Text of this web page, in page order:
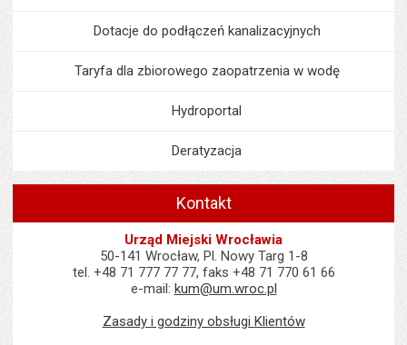
Dotacje do podłączeń kanalizacyjnych
Taryfa dla zbiorowego zaopatrzenia w wodę
Hydroportal
Deratyzacja
Kontakt
Urząd Miejski Wrocławia
50-141 Wrocław, Pl. Nowy Targ 1-8
tel. +48 71 777 77 77, faks +48 71 770 61 66
e-mail: kum@um.wroc.pl
Zasady i godziny obsługi Klientów